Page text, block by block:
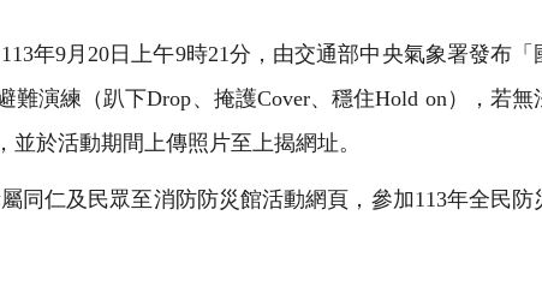
年9月20日上午9時21分，由交通部中央氣象署發布
難演練（趴下Drop、掩護Cover、穩住Hold on），若
於活動期間上傳照片至上揭網址。
同仁及民眾至消防防災館活動網頁，參加113年全民